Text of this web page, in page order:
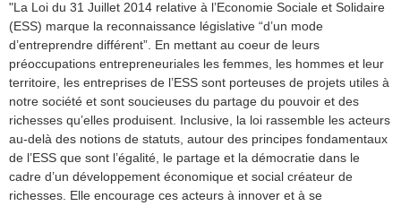
"La Loi du 31 Juillet 2014 relative à l’Economie Sociale et Solidaire
(ESS) marque la reconnaissance législative “d’un mode
d’entreprendre différent”. En mettant au coeur de leurs
préoccupations entrepreneuriales les femmes, les hommes et leur
territoire, les entreprises de l’ESS sont porteuses de projets utiles à
notre société et sont soucieuses du partage du pouvoir et des
richesses qu’elles produisent. Inclusive, la loi rassemble les acteurs
au-delà des notions de statuts, autour des principes fondamentaux
de l’ESS que sont l’égalité, le partage et la démocratie dans le
cadre d’un développement économique et social créateur de
richesses. Elle encourage ces acteurs à innover et à se